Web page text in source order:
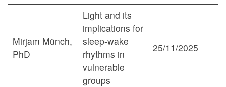
Mirjam Münch,
PhD
Light and its
implications for
sleep-wake
rhythms in
vulnerable
groups
25/11/2025